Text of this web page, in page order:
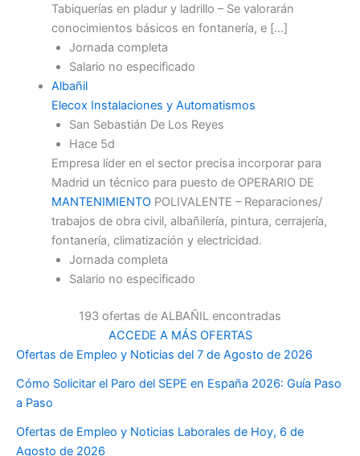
Tabiquerías en pladur y ladrillo – Se valorarán
conocimientos básicos en fontanería, e […]
Jornada completa
Salario no especificado
Albañil
Elecox Instalaciones y Automatismos
San Sebastián De Los Reyes
Hace 5d
Empresa líder en el sector precisa incorporar para
Madrid un técnico para puesto de OPERARIO DE
MANTENIMIENTOPOLIVALENTE – Reparaciones/
trabajos de obra civil, albañilería, pintura, cerrajería,
fontanería, climatización y electricidad.
Jornada completa
Salario no especificado
193 ofertas de ALBAÑIL encontradas
ACCEDE A MÁS OFERTAS
Ofertas de Empleo y Noticias del 7 de Agosto de 2026
Cómo Solicitar el Paro del SEPE en España 2026: Guía Paso
a Paso
Ofertas de Empleo y Noticias Laborales de Hoy, 6 de
Agosto de 2026